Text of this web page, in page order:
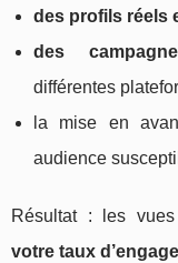
des profils réels
des
différentes
la mise en
audience
Résultat : les
votre taux